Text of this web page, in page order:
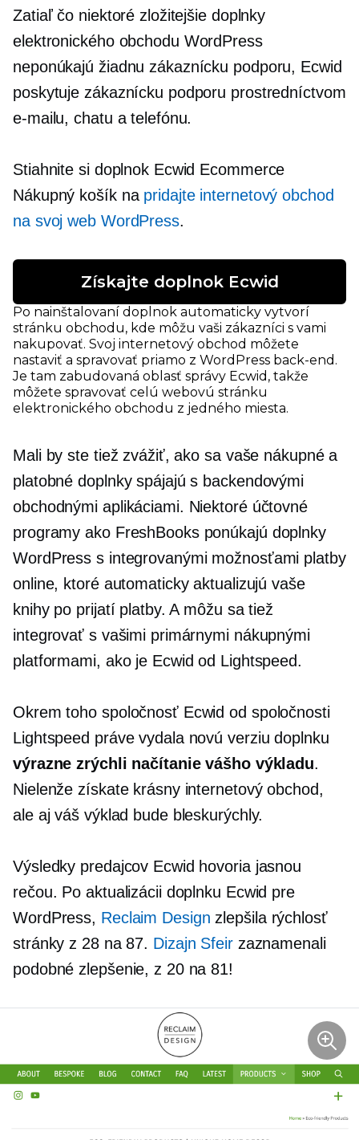
Zatiaľ čo niektoré zložitejšie doplnky
elektronického obchodu WordPress
neponúkajú žiadnu zákaznícku podporu, Ecwid
poskytuje zákaznícku podporu prostredníctvom
e-mailu, chatu a telefónu.
Stiahnite si doplnok Ecwid Ecommerce
Nákupný košík na pridajte internetový obchod
na svoj web WordPress.
Získajte doplnok Ecwid
Po nainštalovaní doplnok automaticky vytvorí
stránku obchodu, kde môžu vaši zákazníci s vami
nakupovať. Svoj internetový obchod môžete
nastaviť a spravovať priamo z WordPress back-end.
Je tam zabudovaná oblasť správy Ecwid, takže
môžete spravovať celú webovú stránku
elektronického obchodu z jedného miesta.
Mali by ste tiež zvážiť, ako sa vaše nákupné a
platobné doplnky spájajú s backendovými
obchodnými aplikáciami. Niektoré účtovné
programy ako FreshBooks ponúkajú doplnky
WordPress s integrovanými možnosťami platby
online, ktoré automaticky aktualizujú vaše
knihy po prijatí platby. A môžu sa tiež
integrovať s vašimi primárnymi nákupnými
platformami, ako je Ecwid od Lightspeed.
Okrem toho spoločnosť Ecwid od spoločnosti
Lightspeed práve vydala novú verziu doplnku
výrazne zrýchli načítanie vášho výkladu.
Nielenže získate krásny internetový obchod,
ale aj váš výklad bude bleskurýchly.
Výsledky predajcov Ecwid hovoria jasnou
rečou. Po aktualizácii doplnku Ecwid pre
WordPress, Reclaim Design zlepšila rýchlosť
stránky z 28 na 87. Dizajn Sfeirzaznamenali
podobné zlepšenie, z 20 na 81!